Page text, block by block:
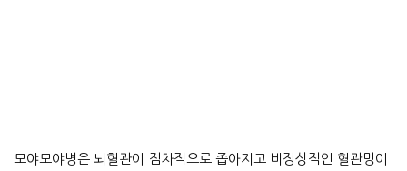
모야모야병은 뇌혈관이 점차적으로 좁아지고 비정상적인 혈관망이